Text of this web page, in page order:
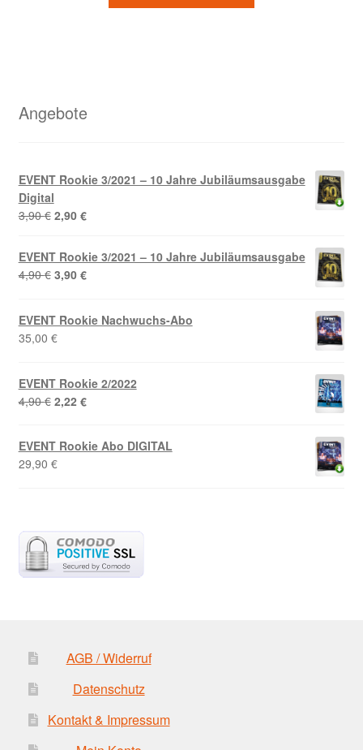
Angebote
EVENT Rookie 3/2021 – 10 Jahre Jubiläumsausgabe
Digital
3,90€ Ursprünglicher
war:
3,90 €
2,90 €Aktueller
ist:
2,90 €.
EVENT Rookie 3/2021 – 10 Jahre Jubiläumsausgabe
4,90€ Ursprünglicher
4,90 €
3,90 €Aktueller
3,90 €.
EVENT Rookie Nachwuchs-Abo
35,00 €
EVENT Rookie 2/2022
4,90€ Ursprünglicher
4,90 €
2,22 €Aktueller
2,22 €.
EVENT Rookie Abo DIGITAL
29,90 €
AGB / Widerruf
Datenschutz
Kontakt & Impressum